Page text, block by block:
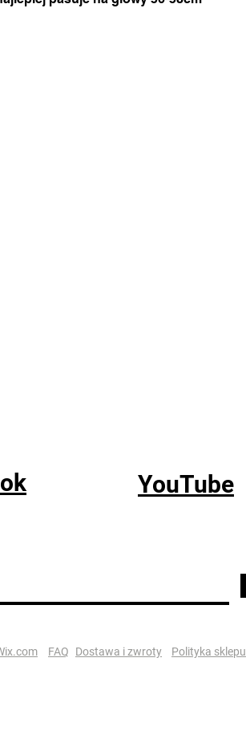
YouTube
FAQ Dostawa i zwroty Polityka sklepu